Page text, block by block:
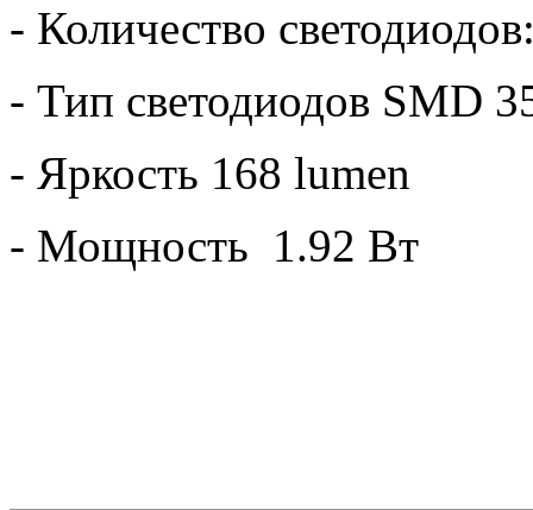
- Количество
- Тип светодиодов SMD
- Яркость 168 lumen
- Мощность 1.92 Вт